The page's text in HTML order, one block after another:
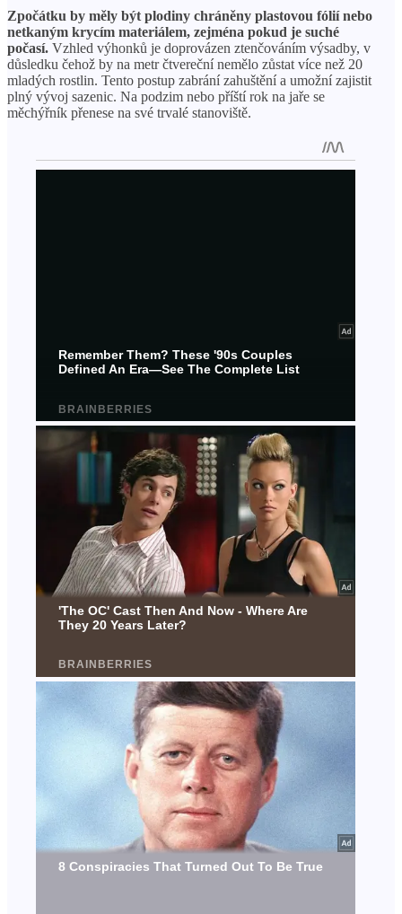
Zpočátku by měly být plodiny chráněny plastovou fólií nebo
netkaným krycím materiálem, zejména pokud je suché
počasí. Vzhled výhonků je doprovázen ztenčováním výsadby, v
důsledku čehož by na metr čtvereční nemělo zůstat více než 20
mladých rostlin. Tento postup zabrání zahuštění a umožní zajistit
plný vývoj sazenic. Na podzim nebo příští rok na jaře se
měchýřník přenese na své trvalé stanoviště.